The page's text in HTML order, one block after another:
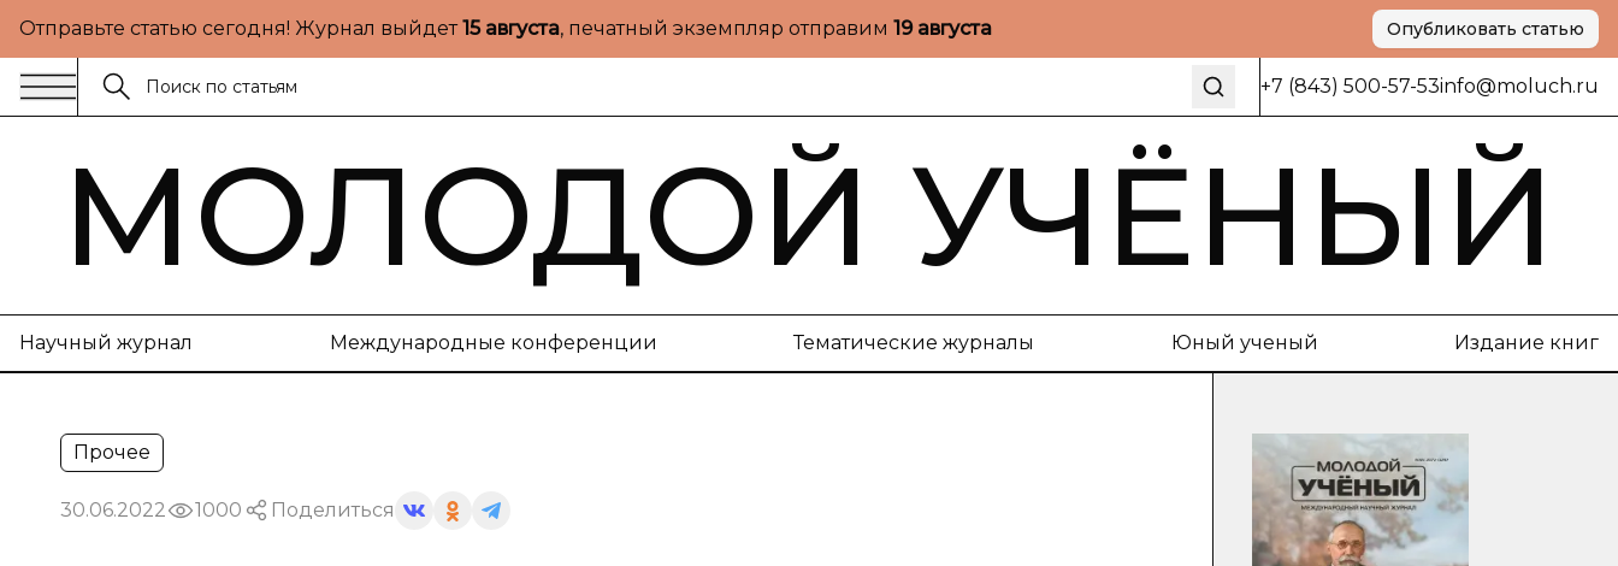
Отправьте статью сегодня! Журнал выйдет15 августа, печатный экземпляр отправим 19 августа Опубликовать статью
+7 (843) 500-57-53info@moluch.ru
МОЛОДОЙ УЧЁНЫЙ
Научный журнал Международные конференции Тематические журналы Юный ученый Издание книг
Прочее
30.06.2022 1000 Поделиться